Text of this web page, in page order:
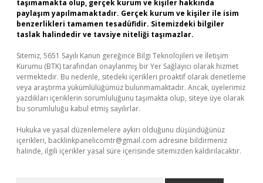
taşımamakta olup, gerçek kurum ve kişiler hakkında
paylaşım yapılmamaktadır. Gerçek kurum ve kişiler ile isim
benzerlikleri tamamen tesadüfidir. Sitemizdeki bilgiler
taslak halindedir ve tavsiye niteliği taşımazlar.
Sitemiz, 5651 Sayılı Kanun gereğince Bilgi Teknolojileri ve İletişim
Kurumu (BTK) tarafından onaylanmış bir Yer Sağlayıcı olarak hizmet
vermektedir. Bu nedenle, sitedeki içerikleri proaktif olarak denetleme
veya araştırma yükümlülüğümüz bulunmamaktadır. Ancak, üyelerimiz
yazdıkları içeriklerin sorumluluğunu taşımakta olup, siteye üye olarak
bu sorumluluğu kabul etmiş sayılırlar.
Hukuka ve yasal düzenlemelere aykırı olduğunu düşündüğünüz
içerikleri, backlinkpanelicomtr@gmail.com adresine bildirmeniz
halinde, ilgili içerikler yasal süre içerisinde sitemizden kaldırılacaktır.